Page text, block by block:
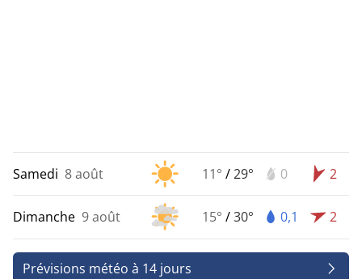
Samedi 8 août 11° /29° 0 2
Dimanche 9 août 15° /30° 0,1 2
Prévisions météo à 14 jours